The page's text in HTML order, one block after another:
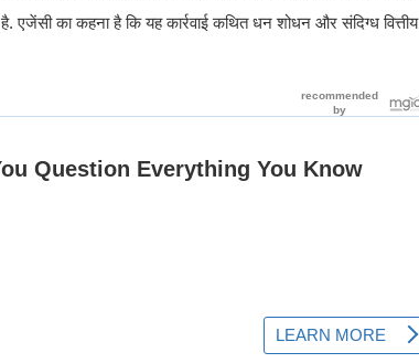
एजेंसी का कहना है कि यह कार्रवाई कथित धन शोधन और संदिग्ध वित्तीय